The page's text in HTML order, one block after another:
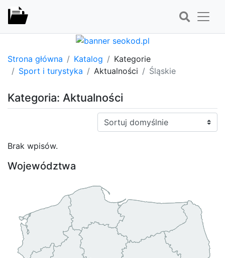
Strona główna Katalog
Kategorie
Sport i turystyka
Aktualności Śląskie
Kategoria: Aktualności
Sortuj:
Brak wpisów.
Województwa